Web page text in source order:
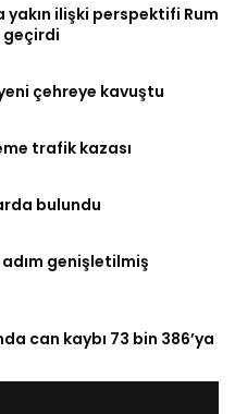
yakın ilişki perspektifi Rum
geçirdi
çehreye kavuştu
trafik kazası
bulundu
genişletilmiş
can kaybı 73 bin 386’ya